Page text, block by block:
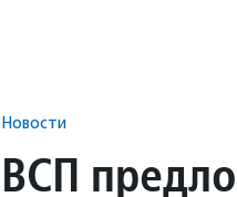
Новости
ВСП